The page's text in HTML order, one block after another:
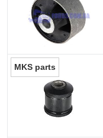
MKS parts